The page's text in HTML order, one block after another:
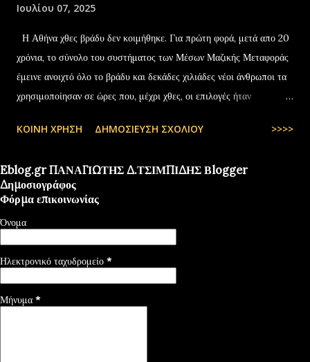
Ιουλίου 07, 2025
Η Αθήνα χθες βράδυ δεν κοιμήθηκε. Για πρώτη φορά, μετά απο 20
χρόνια, το σύνολο του συστήματος των Μέσων Μαζικής Μεταφοράς
έμεινε ανοιχτό όλο το βράδυ και δεκάδες χιλιάδες νέοι άνθρωποι τα
χρησιμοποίησαν σε ώρες που, μέχρι χθες, οι επιλογές ήταν
2025
ΚΟΙΝΉ ΧΡΉΣΗ ΔΗΜΟΣΊΕΥΣΗ ΣΧΟΛΊΟΥ >>>>
Eblog.gr ΠΑΝΑΓΙΩΤΗΣ Δ.ΤΣΙΜΠΙΔΗΣ Βlogger
Δημοσιογράφος
Φόρμα επικοινωνίας
Όνομα
Ηλεκτρονικό ταχυδρομείο *
Μήνυμα *